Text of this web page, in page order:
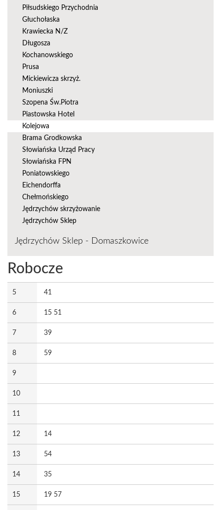
Piłsudskiego Przychodnia
Głuchołaska
Krawiecka N/Z
Długosza
Kochanowskiego
Prusa
Mickiewicza skrzyż.
Moniuszki
Szopena Św.Piotra
Piastowska Hotel
Kolejowa
Brama Grodkowska
Słowiańska Urząd Pracy
Słowiańska FPN
Poniatowskiego
Eichendorffa
Chełmońskiego
Jędrzychów skrzyżowanie
Jędrzychów Sklep
Jędrzychów Sklep - Domaszkowice
Robocze
5 41
6 15 51
7 39
8 59
9
10
11
12 14
13 54
14 35
15 19 57